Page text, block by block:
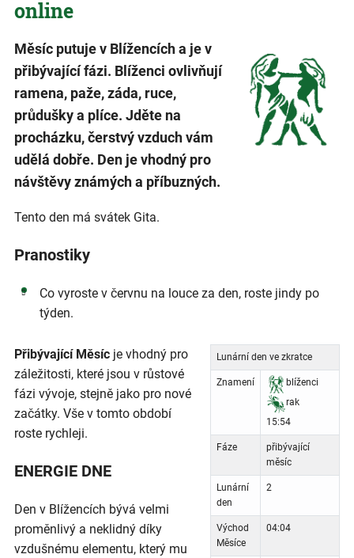
online
Měsíc putuje v Blížencích a je v
přibývající fázi. Blíženci ovlivňují
ramena, paže, záda, ruce,
průdušky a plíce. Jděte na
procházku, čerstvý vzduch vám
udělá dobře. Den je vhodný pro
návštěvy známých a příbuzných.
Tento den má svátek Gita.
Pranostiky
Co vyroste v červnu na louce za den, roste jindy po
týden.
Lunární den ve zkratce
Znamení
blíženci
rak
15:54
Fáze
přibývající
měsíc
Lunární
den
2
Východ
Měsíce
04:04
Přibývající Měsíc je vhodný pro
záležitosti, které jsou v růstové
fázi vývoje, stejně jako pro nové
začátky. Vše v tomto období
roste rychleji.
ENERGIE DNE
Den v Blížencích bývá velmi
proměnlivý a neklidný díky
vzdušnému elementu, který mu